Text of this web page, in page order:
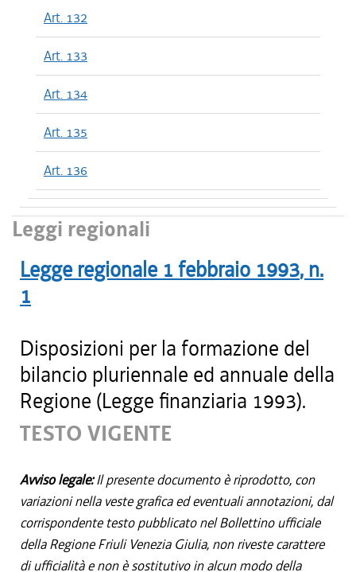
Art. 132
Art. 133
Art. 134
Art. 135
Art. 136
Leggi regionali
Legge regionale 1 febbraio 1993, n.
1
Disposizioni per la formazione del
bilancio pluriennale ed annuale della
Regione (Legge finanziaria 1993).
TESTO VIGENTE
Avviso legale:Il presente documento è riprodotto, con
variazioni nella veste grafica ed eventuali annotazioni, dal
corrispondente testo pubblicato nel Bollettino ufficiale
della Regione Friuli Venezia Giulia, non riveste carattere
di ufficialità e non è sostitutivo in alcun modo della